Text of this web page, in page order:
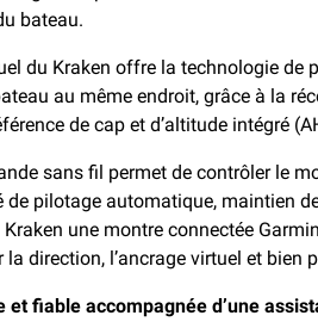
bateau.
du Kraken offre la technologie
au même endroit, grâce à la
de cap et d’altitude intégré
sans fil permet de contrôler le
pilotage automatique, maintien
une montre connectée
la direction, l’ancrage virtuel et bien
et fiable accompagnée d’une